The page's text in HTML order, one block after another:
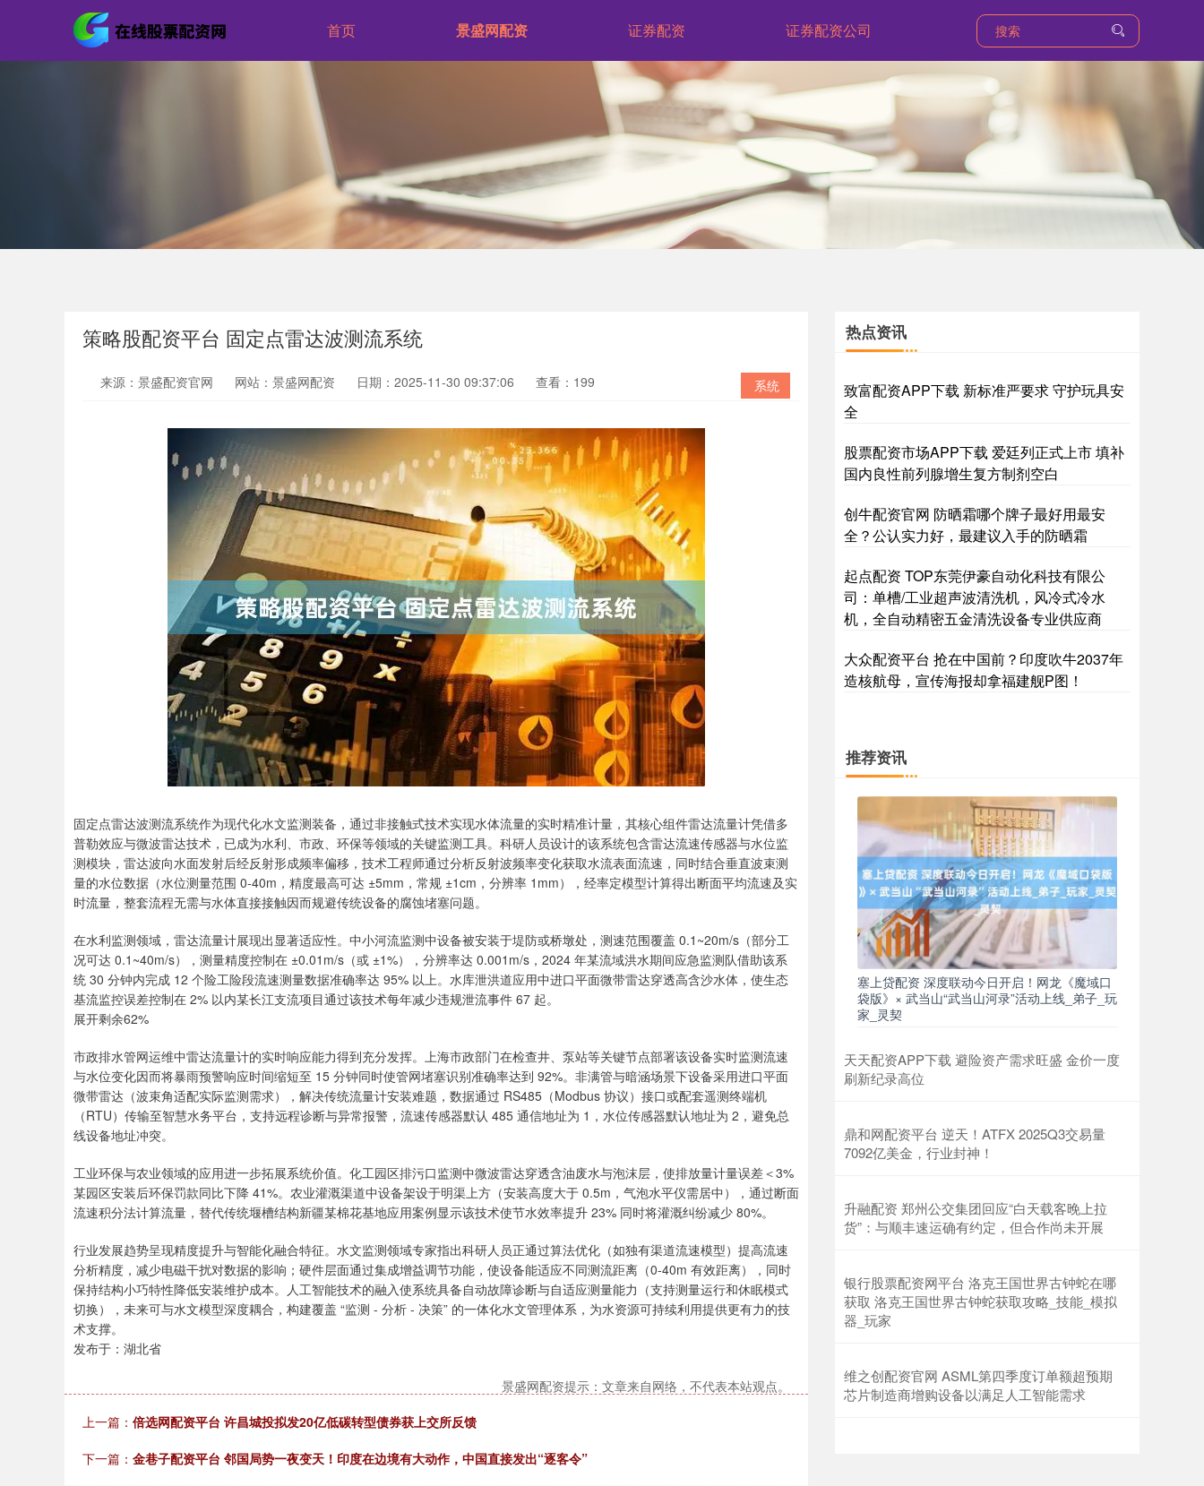
首页 景盛网配资 证券配资 证券配资公司
策略股配资平台 固定点雷达波测流系统
系统
来源：景盛配资官网 网站：景盛网配资 日期：2025-11-30 09:37:06 查看：199
固定点雷达波测流系统作为现代化水文监测装备，通过非接触式技术实现水体流量的实时精准计量，其核心组件雷达流量计凭借多
普勒效应与微波雷达技术，已成为水利、市政、环保等领域的关键监测工具。科研人员设计的该系统包含雷达流速传感器与水位监
测模块，雷达波向水面发射后经反射形成频率偏移，技术工程师通过分析反射波频率变化获取水流表面流速，同时结合垂直波束测
量的水位数据（水位测量范围 0-40m，精度最高可达 ±5mm，常规 ±1cm，分辨率 1mm），经率定模型计算得出断面平均流速及实
时流量，整套流程无需与水体直接接触因而规避传统设备的腐蚀堵塞问题。
在水利监测领域，雷达流量计展现出显著适应性。中小河流监测中设备被安装于堤防或桥墩处，测速范围覆盖 0.1~20m/s（部分工
况可达 0.1~40m/s），测量精度控制在 ±0.01m/s（或 ±1%），分辨率达 0.001m/s，2024 年某流域洪水期间应急监测队借助该系
统 30 分钟内完成 12 个险工险段流速测量数据准确率达 95% 以上。水库泄洪道应用中进口平面微带雷达穿透高含沙水体，使生态
基流监控误差控制在 2% 以内某长江支流项目通过该技术每年减少违规泄流事件 67 起。
展开剩余62%
市政排水管网运维中雷达流量计的实时响应能力得到充分发挥。上海市政部门在检查井、泵站等关键节点部署该设备实时监测流速
与水位变化因而将暴雨预警响应时间缩短至 15 分钟同时使管网堵塞识别准确率达到 92%。非满管与暗涵场景下设备采用进口平面
微带雷达（波束角适配实际监测需求），解决传统流量计安装难题，数据通过 RS485（Modbus 协议）接口或配套遥测终端机
（RTU）传输至智慧水务平台，支持远程诊断与异常报警，流速传感器默认 485 通信地址为 1，水位传感器默认地址为 2，避免总
线设备地址冲突。
工业环保与农业领域的应用进一步拓展系统价值。化工园区排污口监测中微波雷达穿透含油废水与泡沫层，使排放量计量误差＜3%
某园区安装后环保罚款同比下降 41%。农业灌溉渠道中设备架设于明渠上方（安装高度大于 0.5m，气泡水平仪需居中），通过断面
流速积分法计算流量，替代传统堰槽结构新疆某棉花基地应用案例显示该技术使节水效率提升 23% 同时将灌溉纠纷减少 80%。
行业发展趋势呈现精度提升与智能化融合特征。水文监测领域专家指出科研人员正通过算法优化（如独有渠道流速模型）提高流速
分析精度，减少电磁干扰对数据的影响；硬件层面通过集成增益调节功能，使设备能适应不同测流距离（0-40m 有效距离），同时
保持结构小巧特性降低安装维护成本。人工智能技术的融入使系统具备自动故障诊断与自适应测量能力（支持测量运行和休眠模式
切换），未来可与水文模型深度耦合，构建覆盖 “监测 - 分析 - 决策” 的一体化水文管理体系，为水资源可持续利用提供更有力的技
术支撑。
发布于：湖北省
景盛网配资提示：文章来自网络，不代表本站观点。
上一篇： 倍选网配资平台 许昌城投拟发20亿低碳转型债券获上交所反馈
下一篇： 金巷子配资平台 邻国局势一夜变天！印度在边境有大动作，中国直接发出“逐客令”
热点资讯
致富配资APP下载 新标准严要求 守护玩具安
全
股票配资市场APP下载 爱廷列正式上市 填补
国内良性前列腺增生复方制剂空白
创牛配资官网 防晒霜哪个牌子最好用最安
全？公认实力好，最建议入手的防晒霜
起点配资 TOP东莞伊豪自动化科技有限公
司：单槽/工业超声波清洗机，风冷式冷水
机，全自动精密五金清洗设备专业供应商
大众配资平台 抢在中国前？印度吹牛2037年
造核航母，宣传海报却拿福建舰P图！
推荐资讯
塞上贷配资 深度联动今日开启！网龙《魔域口
袋版》× 武当山“武当山河录”活动上线_弟子_玩
家_灵契
天天配资APP下载 避险资产需求旺盛 金价一度
刷新纪录高位
鼎和网配资平台 逆天！ATFX 2025Q3交易量
7092亿美金，行业封神！
升融配资 郑州公交集团回应“白天载客晚上拉
货”：与顺丰速运确有约定，但合作尚未开展
银行股票配资网平台 洛克王国世界古钟蛇在哪
获取 洛克王国世界古钟蛇获取攻略_技能_模拟
器_玩家
维之创配资官网 ASML第四季度订单额超预期
芯片制造商增购设备以满足人工智能需求